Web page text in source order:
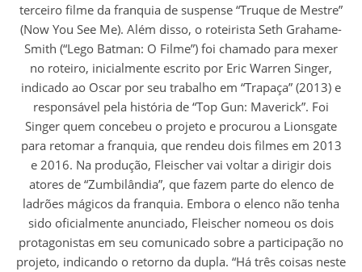
terceiro filme da franquia de suspense “Truque de Mestre”
(Now You See Me). Além disso, o roteirista Seth Grahame-
Smith (“Lego Batman: O Filme”) foi chamado para mexer
no roteiro, inicialmente escrito por Eric Warren Singer,
indicado ao Oscar por seu trabalho em “Trapaça” (2013) e
responsável pela história de “Top Gun: Maverick”. Foi
Singer quem concebeu o projeto e procurou a Lionsgate
para retomar a franquia, que rendeu dois filmes em 2013
e 2016. Na produção, Fleischer vai voltar a dirigir dois
atores de “Zumbilândia”, que fazem parte do elenco de
ladrões mágicos da franquia. Embora o elenco não tenha
sido oficialmente anunciado, Fleischer nomeou os dois
protagonistas em seu comunicado sobre a participação no
projeto, indicando o retorno da dupla. “Há três coisas neste